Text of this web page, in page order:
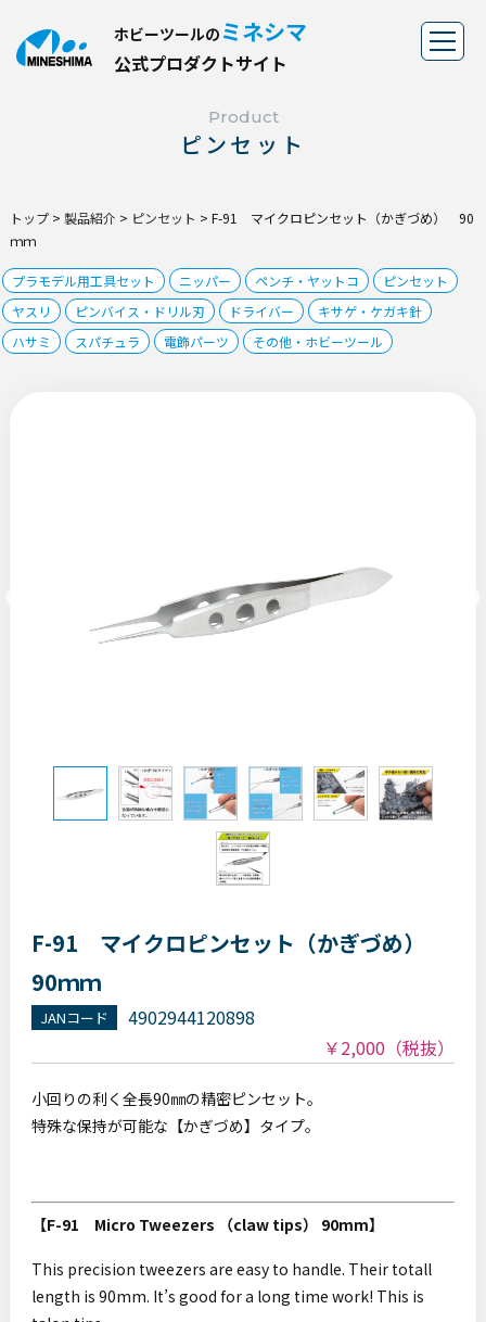
ホビーツールの ミネシマ
公式プロダク トサイ ト
Product
ピンセット
トップ> 製品紹介 > ピンセット > F-91 マイクロピンセット（かぎづめ） 90
ｍｍ
プラモデル用工具セット ニッパー ペンチ・ヤットコ
ピンセット
ヤスリ
ピンバイス・ドリル刃 ドライバー
キサゲ・ケガキ針
ハサミ
スパチュラ 電飾パーツ その他・ホビーツール
F-91 マイクロピンセット（かぎづめ）
90ｍｍ
JANコード
4902944120898
￥2,000 （税抜）
小回りの利く全長90㎜の精密ピンセット。
特殊な保持が可能な【かぎづめ】タイプ。
【F-91 Micro Tweezers （claw tips） 90mm】
This precision tweezers are easy to handle. Their totall
length is 90mm. It’s good for a long time work! This is